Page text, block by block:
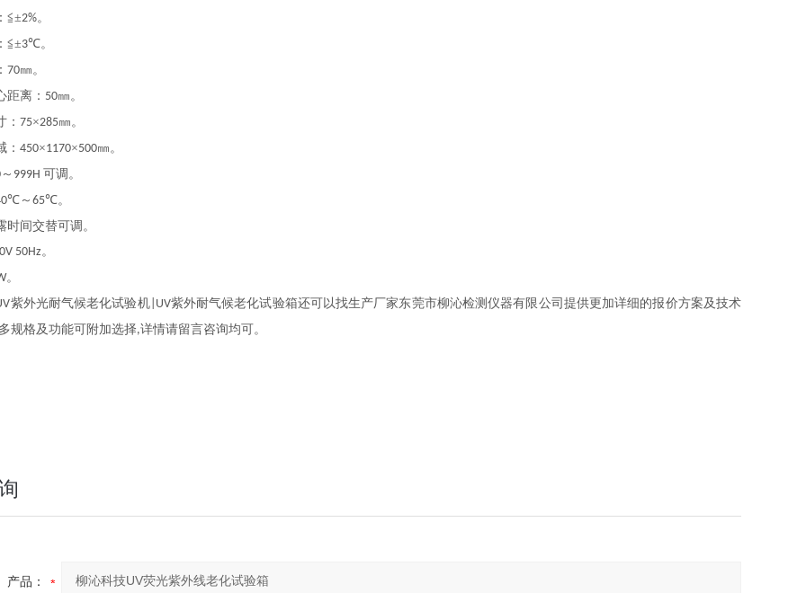
≦±2%。
≦±3℃。
70㎜。
距离： 50㎜。
： 75×285㎜。
： 450×1170×500㎜。
～ 999H 可调。
℃～ 65℃。
时间交替可调。
50Hz。
。
紫外光耐气候老化试验机|UV紫外耐气候老化试验箱还可以找生产厂家东莞市柳沁检测仪器有限公司提供更加详细的报价方案及技术
规格及功能可附加选择,详情请留言咨询均可。
产品：